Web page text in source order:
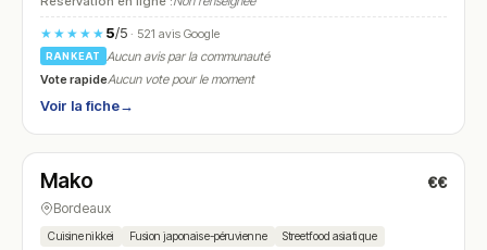
★★★★★ 5/5· 521 avis Google
RANKEAT
Aucun avis par la communauté
Vote rapideAucun vote pour le moment
Voir la fiche→
N° 20
Mako €€
Bordeaux
Cuisine nikkei Fusion japonaise-péruvienne Streetfood asiatique